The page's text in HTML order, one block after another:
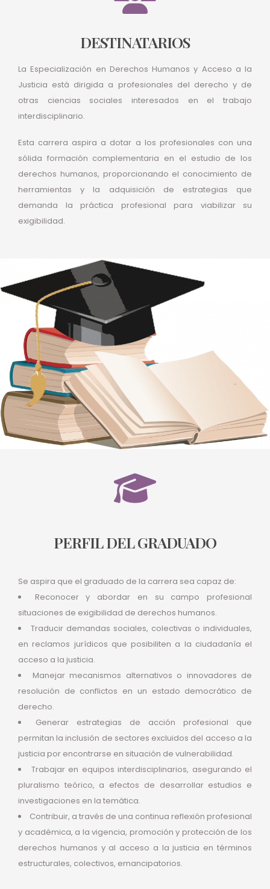
DESTINATARIOS
La Especialización en Derechos Humanos y Acceso a la
Justicia está dirigida a profesionales del derecho y de
otras ciencias sociales interesados en el trabajo
interdisciplinario.
Esta carrera aspira a dotar a los profesionales con una
sólida formación complementaria en el estudio de los
derechos humanos, proporcionando el conocimiento de
herramientas y la adquisición de estrategias que
demanda la práctica profesional para viabilizar su
exigibilidad.
PERFIL DEL GRADUADO
Se aspira que el graduado de la carrera sea capaz de:
Reconocer y abordar en su campo profesional
situaciones de exigibilidad de derechos humanos.
Traducir demandas sociales, colectivas o individuales,
en reclamos jurídicos que posibiliten a la ciudadanía el
acceso a la justicia.
Manejar mecanismos alternativos o innovadores de
resolución de conflictos en un estado democrático de
derecho.
Generar estrategias de acción profesional que
permitan la inclusión de sectores excluidos del acceso a la
justicia por encontrarse en situación de vulnerabilidad.
Trabajar en equipos interdisciplinarios, asegurando el
pluralismo teórico, a efectos de desarrollar estudios e
investigaciones en la temática.
Contribuir, a través de una continua reflexión profesional
y académica, a la vigencia, promoción y protección de los
derechos humanos y al acceso a la justicia en términos
estructurales, colectivos, emancipatorios.